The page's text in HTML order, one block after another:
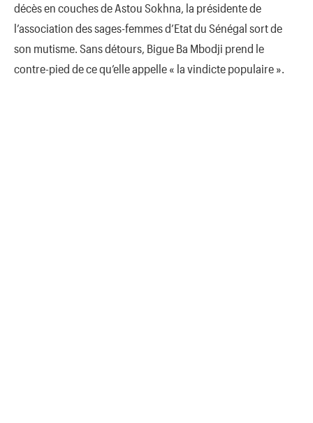
décès en couches de Astou Sokhna, la présidente de
l’association des sages-femmes d’Etat du Sénégal sort de
son mutisme. Sans détours, Bigue Ba Mbodji prend le
contre-pied de ce qu’elle appelle « la vindicte populaire ».